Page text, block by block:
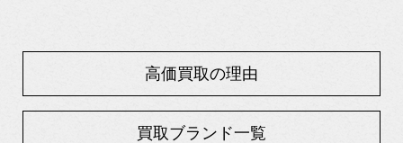
高価買取の理由
買取ブランド一覧